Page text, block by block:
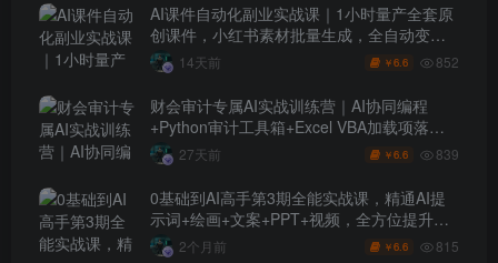
AI课件自动化副业实战课｜1小时量产全套原
创课件，小红书素材批量生成，全自动变现
管线复刻，半年卖3000单
14天前 ￥6.6 852
财会审计专属AI实战训练营｜AI协同编程
+Python审计工具箱+Excel VBA加载项落地
（更新0710）
27天前 ￥6.6 839
0基础到AI高手第3期全能实战课，精通AI提
示词+绘画+文案+PPT+视频，全方位提升效
率与副业收益
2个月前 ￥6.6 815